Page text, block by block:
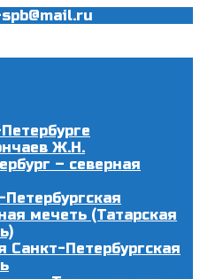
Ж.Н.
– северная
мечеть (Татарская
Санкт-Петербургская